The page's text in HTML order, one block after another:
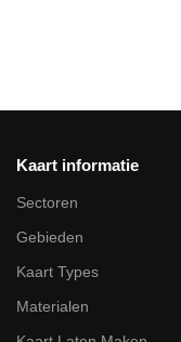
Kaart informatie
Sectoren
Gebieden
Kaart Types
Materialen